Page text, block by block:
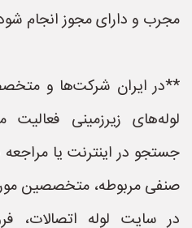
مجرب و دارای مجوز انجام
**در ایران شرکت‌ها و
لوله‌های زیرزمینی
جستجو در اینترنت یا
صنفی مربوطه، متخصصین
در سایت لوله اتصالات،